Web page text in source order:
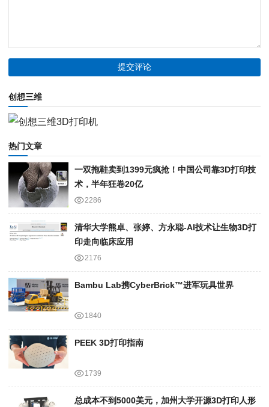
创想三维
热门文章
一双拖鞋卖到1399元疯抢！中国公司靠3D打印技
术，半年狂卷20亿
2286
清华大学熊卓、张婷、方永聪-AI技术让生物3D打
印走向临床应用
2176
Bambu Lab携Cyber​​Brick™进军玩具世界
1840
PEEK 3D打印指南
1739
总成本不到5000美元，加州大学开源3D打印人形